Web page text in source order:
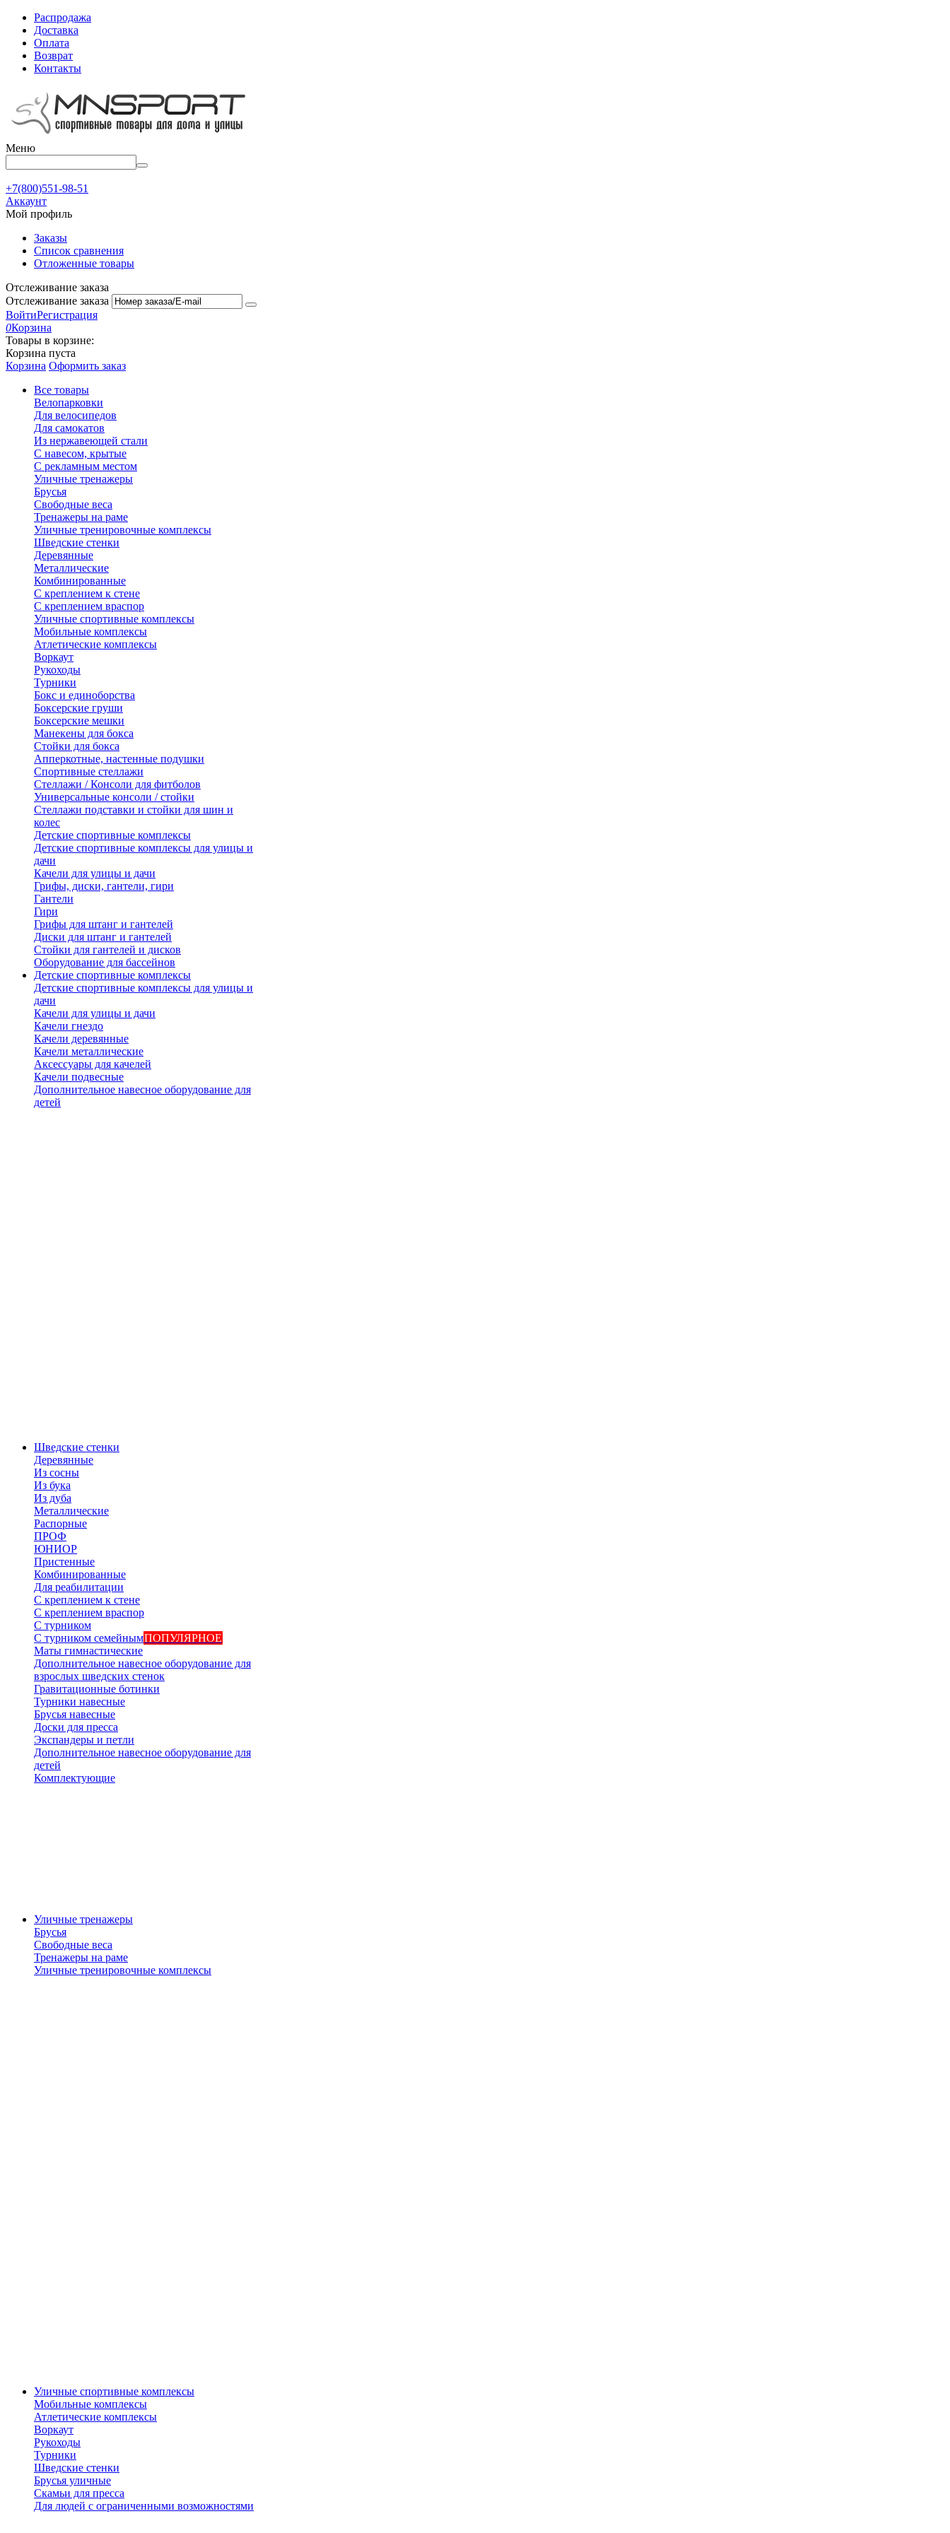
Распродажа
Доставка
Оплата
Возврат
Контакты
Меню
+7(800)551-98-51
Аккаунт
Мой профиль
Заказы
Список сравнения
Отложенные товары
Отслеживание заказа
Отслеживание заказа
ВойтиРегистрация
0Корзина
Товары в корзине:
Корзина пуста
Корзина Оформить заказ
Все товары
Велопарковки
Для велосипедов
Для самокатов
Из нержавеющей стали
С навесом, крытые
С рекламным местом
Уличные тренажеры
Брусья
Свободные веса
Тренажеры на раме
Уличные тренировочные комплексы
Шведские стенки
Деревянные
Металлические
Комбинированные
С креплением к стене
С креплением враспор
Уличные спортивные комплексы
Мобильные комплексы
Атлетические комплексы
Воркаут
Рукоходы
Турники
Бокс и единоборства
Боксерские груши
Боксерские мешки
Манекены для бокса
Стойки для бокса
Апперкотные, настенные подушки
Спортивные стеллажи
Стеллажи / Консоли для фитболов
Универсальные консоли / стойки
Стеллажи подставки и стойки для шин и
колес
Детские спортивные комплексы
Детские спортивные комплексы для улицы и
дачи
Качели для улицы и дачи
Грифы, диски, гантели, гири
Гантели
Гири
Грифы для штанг и гантелей
Диски для штанг и гантелей
Стойки для гантелей и дисков
Оборудование для бассейнов
Детские спортивные комплексы
Детские спортивные комплексы для улицы и
дачи
Качели для улицы и дачи
Качели гнездо
Качели деревянные
Качели металлические
Аксессуары для качелей
Качели подвесные
Дополнительное навесное оборудование для
детей
Шведские стенки
Деревянные
Из сосны
Из бука
Из дуба
Металлические
Распорные
ПРОФ
ЮНИОР
Пристенные
Комбинированные
Для реабилитации
С креплением к стене
С креплением враспор
С турником
С турником семейнымПОПУЛЯРНОЕ
Маты гимнастические
Дополнительное навесное оборудование для
взрослых шведских стенок
Гравитационные ботинки
Турники навесные
Брусья навесные
Доски для пресса
Экспандеры и петли
Дополнительное навесное оборудование для
детей
Комплектующие
Уличные тренажеры
Брусья
Свободные веса
Тренажеры на раме
Уличные тренировочные комплексы
Уличные спортивные комплексы
Мобильные комплексы
Атлетические комплексы
Воркаут
Рукоходы
Турники
Шведские стенки
Брусья уличные
Скамьи для пресса
Для людей с ограниченными возможностями